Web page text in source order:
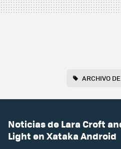
ARCHIVO
Noticias de Lara Croft
Light en Xataka Android